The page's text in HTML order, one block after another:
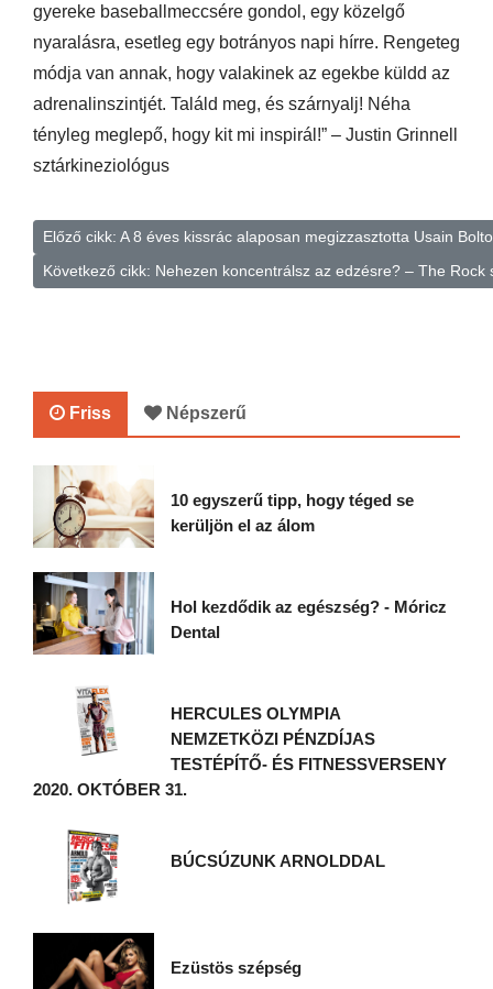
gyereke baseballmeccsére gondol, egy közelgő
nyaralásra, esetleg egy botrányos napi hírre. Rengeteg
módja van annak, hogy valakinek az egekbe küldd az
adrenalinszintjét. Találd meg, és szárnyalj! Néha
tényleg meglepő, hogy kit mi inspirál!” – Justin Grinnell
sztárkineziológus
Előző cikk: A 8 éves kissrác alaposan megizzasztotta Usain
Következő cikk: Nehezen koncentrálsz az edzésre? – The
Friss Népszerű
10 egyszerű tipp, hogy téged se
kerüljön el az álom
Hol kezdődik az egészség? - Móricz
Dental
HERCULES OLYMPIA
NEMZETKÖZI PÉNZDÍJAS
TESTÉPÍTŐ- ÉS FITNESSVERSENY
2020. OKTÓBER 31.
BÚCSÚZUNK ARNOLDDAL
Ezüstös szépség